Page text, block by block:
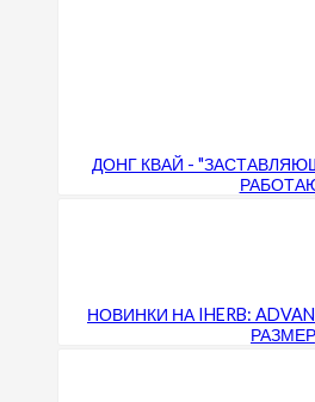
ДОНГ КВАЙ -
НОВИНКИ НА IHERB: